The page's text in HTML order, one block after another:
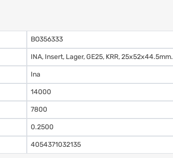
BO356333
INA, Insert, Lager, GE25, KRR, 25x52x44.5mm.
Ina
14000
7800
0.2500
4054371032135